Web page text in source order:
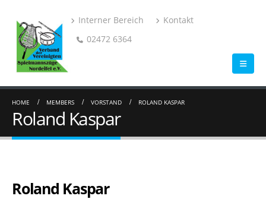
Interner Bereich
Kontakt
02472 6364
HOME MEMBERS VORSTAND ROLAND KASPAR
Roland Kaspar
Roland Kaspar